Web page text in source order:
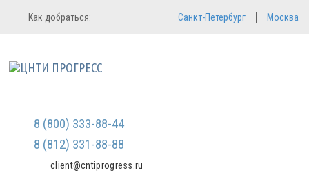
Регистрация
Мы не передаем ваши данные
третьим лицам и не рассылаем
Вход в систему
Как добраться: Санкт-Петербург Москва
8 (800) 333-88-44
8 (812) 331-88-88
client@cntiprogress.ru